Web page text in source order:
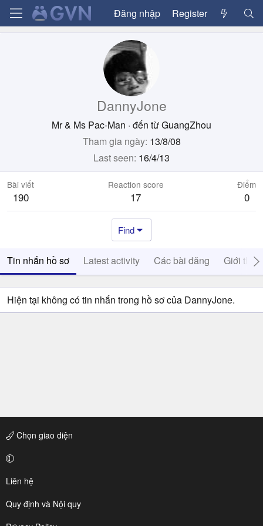
Đăng nhập Register
DannyJone
Mr & Ms Pac-Man · đến từGuangZhou
Tham gia ngày 13/8/08
Last seen 16/4/13
Bài viết
190
Reaction score
17
Điểm
0
Find
Tin nhắn hồ sơ Latest activity Các bài đăng Giới thiệu
Hiện tại không có tin nhắn trong hồ sơ của DannyJone.
Chọn giao diện
Liên hệ
Quy định và Nội quy